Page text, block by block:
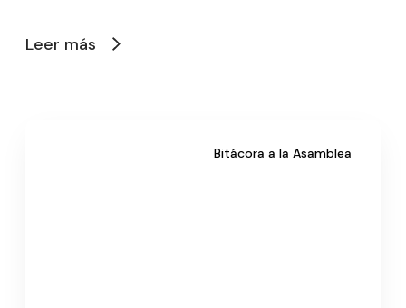
Leer más
Bitácora a la Asamblea